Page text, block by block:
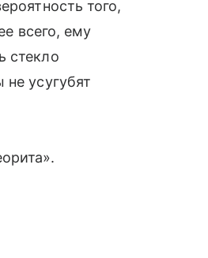
того,
всего, ему
стекло
усугубят